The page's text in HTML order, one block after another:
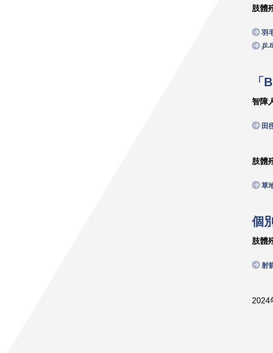
肢體
羽
乒
「
智障
田
肢體
草
個
肢體
射
2024